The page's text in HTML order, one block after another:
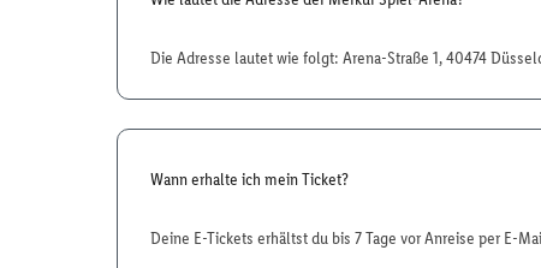
Die Adresse lautet wie folgt: Arena-Straße 1, 40474
Wann erhalte ich mein Ticket?
Deine E-Tickets erhältst du bis 7 Tage vor Anreise per E-